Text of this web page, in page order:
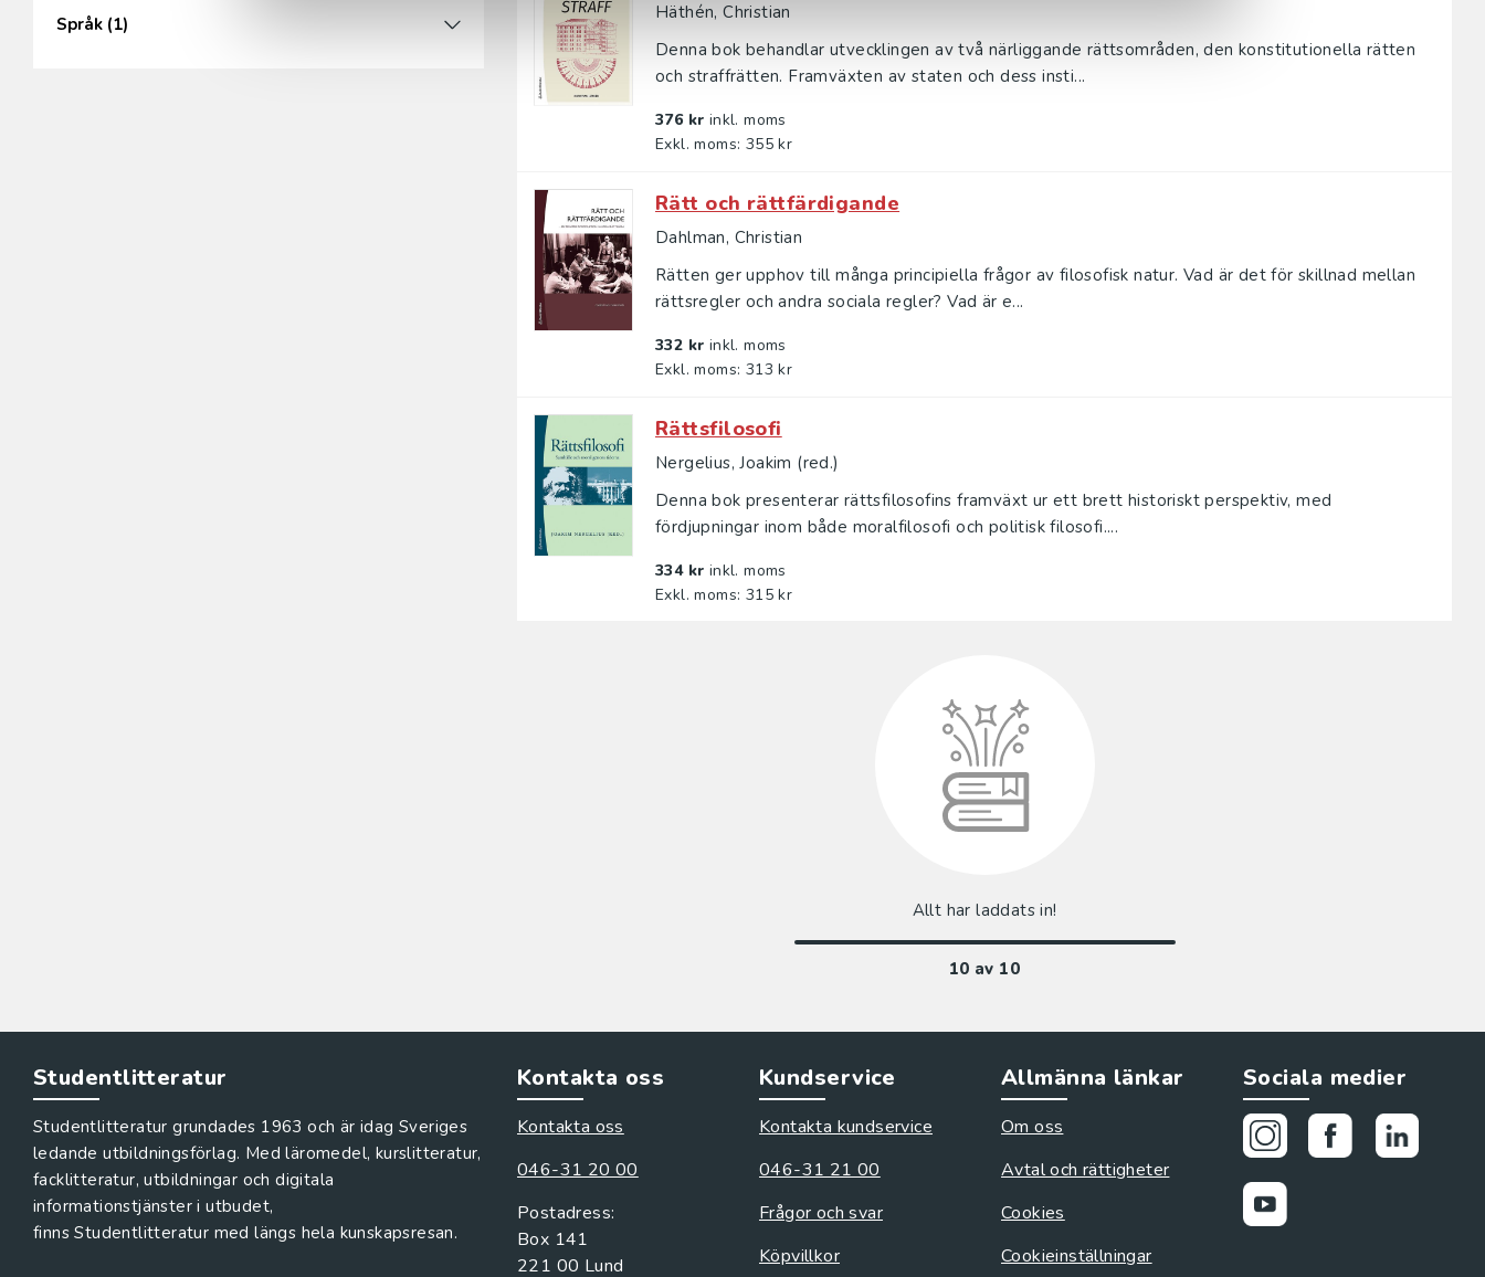
Språk (1)
Häthén, Christian
Denna bok behandlar utvecklingen av två närliggande rättsområden, den konstitutionella rätten
och straffrätten. Framväxten av staten och dess insti...
376 kr inkl. moms
Exkl. moms: 355 kr
Rätt och rättfärdigande
Dahlman, Christian
Rätten ger upphov till många principiella frågor av filosofisk natur. Vad är det för skillnad mellan
rättsregler och andra sociala regler? Vad är e...
332 kr inkl. moms
Exkl. moms: 313 kr
Rättsfilosofi
Nergelius, Joakim (red.)
Denna bok presenterar rättsfilosofins framväxt ur ett brett historiskt perspektiv, med
fördjupningar inom både moralfilosofi och politisk filosofi....
334 kr inkl. moms
Exkl. moms: 315 kr
Allt har laddats in!
10 av 10
Studentlitteratur
Studentlitteratur grundades 1963 och är idag Sveriges
ledande utbildningsförlag. Med läromedel, kurslitteratur,
facklitteratur, utbildningar och digitala
informationstjänster i utbudet,
finns Studentlitteratur med längs hela kunskapsresan.
Kontakta oss
Kontakta oss
046-31 20 00
Postadress:
Box 141
221 00 Lund
Kundservice
Kontakta kundservice
046-31 21 00
Frågor och svar
Köpvillkor
Allmänna länkar
Om oss
Avtal och rättigheter
Cookies
Cookieinställningar
Sociala medier